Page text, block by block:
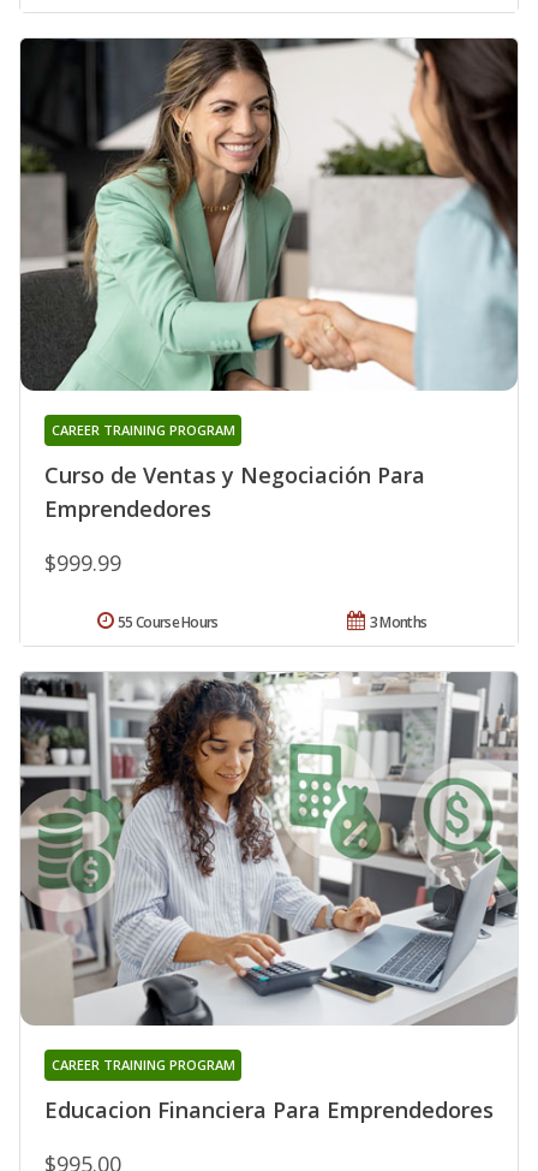
Curso de Ventas y Negociación Para
Emprendedores
CAREER TRAINING PROGRAM
$999.99
3 Months
55 Course Hours
Educacion Financiera Para Emprendedores
CAREER TRAINING PROGRAM
$995.00